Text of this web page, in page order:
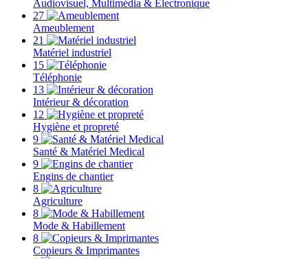
Audiovisuel, Multimédia & Electronique
27
Ameublement
21
Matériel industriel
15
Téléphonie
13
Intérieur & décoration
12
Hygiène et propreté
9
Santé & Matériel Medical
9
Engins de chantier
8
Agriculture
8
Mode & Habillement
8
Copieurs & Imprimantes